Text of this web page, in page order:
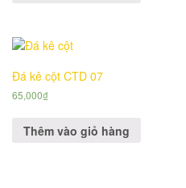
Đá kê cột CTD 07
65,000₫
Thêm vào giỏ hàng